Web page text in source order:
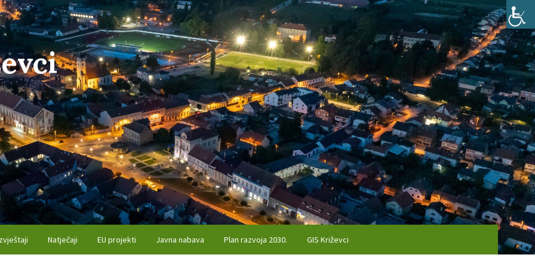
Natječaji EU projekti Javna nabava Plan razvoja 2030. GIS Križevci